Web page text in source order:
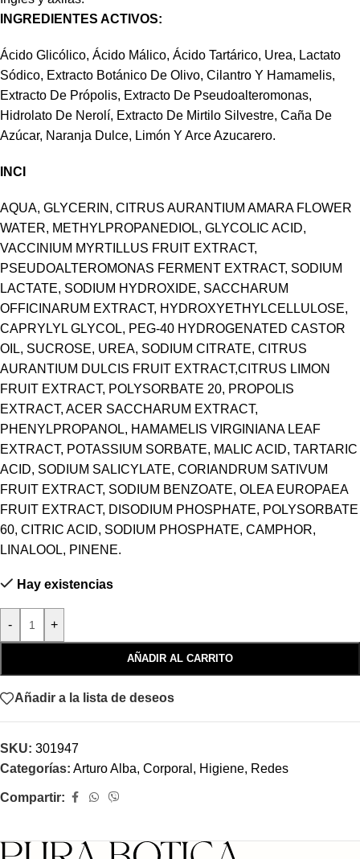
INGREDIENTES ACTIVOS:
Ácido Glicólico, Ácido Málico, Ácido Tartárico, Urea, Lactato
Sódico, Extracto Botánico De Olivo, Cilantro Y Hamamelis,
Extracto De Própolis, Extracto De Pseudoalteromonas,
Hidrolato De Nerolí, Extracto De Mirtilo Silvestre, Caña De
Azúcar, Naranja Dulce, Limón Y Arce Azucarero.
INCI
AQUA, GLYCERIN, CITRUS AURANTIUM AMARA FLOWER
WATER, METHYLPROPANEDIOL, GLYCOLIC ACID,
VACCINIUM MYRTILLUS FRUIT EXTRACT,
PSEUDOALTEROMONAS FERMENT EXTRACT, SODIUM
LACTATE, SODIUM HYDROXIDE, SACCHARUM
OFFICINARUM EXTRACT, HYDROXYETHYLCELLULOSE,
CAPRYLYL GLYCOL, PEG-40 HYDROGENATED CASTOR
OIL, SUCROSE, UREA, SODIUM CITRATE, CITRUS
AURANTIUM DULCIS FRUIT EXTRACT,CITRUS LIMON
FRUIT EXTRACT, POLYSORBATE 20, PROPOLIS
EXTRACT, ACER SACCHARUM EXTRACT,
PHENYLPROPANOL, HAMAMELIS VIRGINIANA LEAF
EXTRACT, POTASSIUM SORBATE, MALIC ACID, TARTARIC
ACID, SODIUM SALICYLATE, CORIANDRUM SATIVUM
FRUIT EXTRACT, SODIUM BENZOATE, OLEA EUROPAEA
FRUIT EXTRACT, DISODIUM PHOSPHATE, POLYSORBATE
60, CITRIC ACID, SODIUM PHOSPHATE, CAMPHOR,
LINALOOL, PINENE.
Hay existencias
- +
AÑADIR AL CARRITO
Añadir a la lista de deseos
SKU: 301947
Categorías: Arturo Alba, Corporal , Higiene, Redes
Compartir: